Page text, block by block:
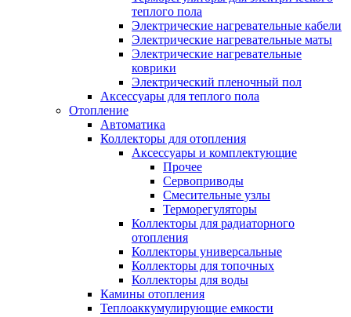
теплого пола
Электрические нагревательные кабели
Электрические нагревательные маты
Электрические нагревательные
коврики
Электрический пленочный пол
Аксессуары для теплого пола
Отопление
Автоматика
Коллекторы для отопления
Аксессуары и комплектующие
Прочее
Сервоприводы
Смесительные узлы
Терморегуляторы
Коллекторы для радиаторного
отопления
Коллекторы универсальные
Коллекторы для топочных
Коллекторы для воды
Камины отопления
Теплоаккумулирующие емкости